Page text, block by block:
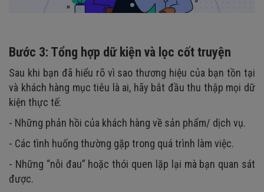
Bước 3: Tổng hợp dữ kiện và lọc cốt truyện
Sau khi bạn đã hiểu rõ vì sao thương hiệu của bạn tồn tại
và khách hàng mục tiêu là ai, hãy bắt đầu thu thập mọi dữ
kiện thực tế:
- Những phản hồi của khách hàng về sản phẩm/ dịch vụ.
- Các tình huống thường gặp trong quá trình làm việc.
- Những “nỗi đau” hoặc thói quen lặp lại mà bạn quan sát
được.